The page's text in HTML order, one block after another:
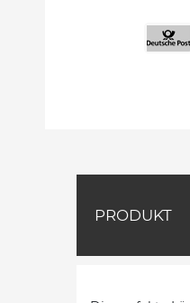
PRODUKT